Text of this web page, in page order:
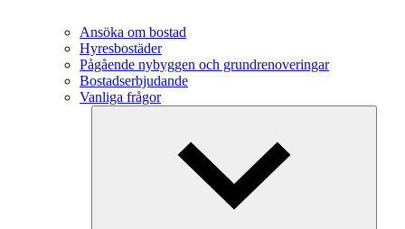
Ansöka om bostad
Hyresbostäder
Pågående nybyggen och grundrenoveringar
Bostadserbjudande
Vanliga frågor